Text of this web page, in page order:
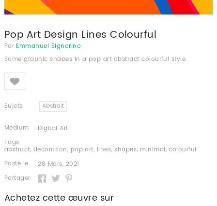
Pop Art Design Lines Colourful
Par Emmanuel Signorino
Some graphic shapes in a pop art abstract colourful style.
Like
Sujets Abstrait
Medium
Digital Art
Tags
abstract, decoration, pop art, lines,shapes, minimal,colourful
Posté le
28 Mars, 2021
Partager
Achetez cette œuvre sur